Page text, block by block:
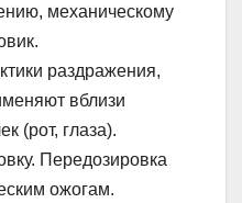
механическому
раздражения,
вблизи
(рот, глаза).
Передозировка
ожогам.